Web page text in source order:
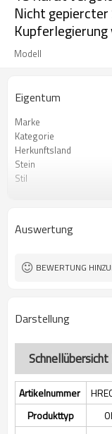
Nicht
Modell
Eigentum
Marke
Kategorie
Herkunftsland
Stein
Stil
Auswertung
BEWERTUNG
Darstellung
Artikelnummer
Produkttyp